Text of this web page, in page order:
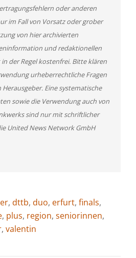
oder anderen
im Fall von Vorsatz oder grober
von hier archivierten
und redaktionellen
der Regel kostenfrei. Bitte klären
urheberrechtliche Fragen
Eine systematische
sowie die Verwendung auch von
sind nur mit schriftlicher
United News Network GmbH
, dttb, duo, erfurt, finals,
, plus, region, seniorinnen,
, valentin